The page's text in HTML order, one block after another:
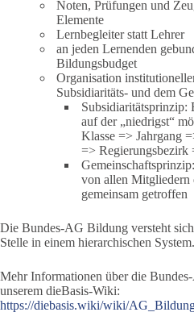
Noten, Prüfungen und
Elemente
Lernbegleiter statt Lehrer
an jeden Lernenden
Bildungsbudget
Organisation
Subsidiaritäts- und dem
Subsidiaritätsprinzip:
auf der „niedrigst“
Klasse => Jahrgang
=>
von allen Mitgliedern
gemeinsam getroffen
Die Bundes-AG Bildung versteht sich
Stelle in einem hierarchischen System.
Mehr Informationen über die
unserem dieBasis-Wiki:
https://diebasis.wiki/wiki/